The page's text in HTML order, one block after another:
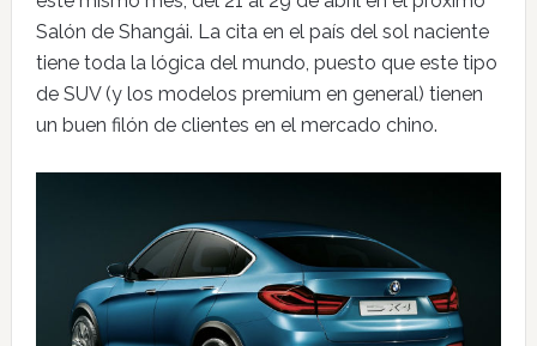
Salón de Shangái. La cita en el país del sol naciente
tiene toda la lógica del mundo, puesto que este tipo
de SUV (y los modelos premium en general) tienen
un buen filón de clientes en el mercado chino.